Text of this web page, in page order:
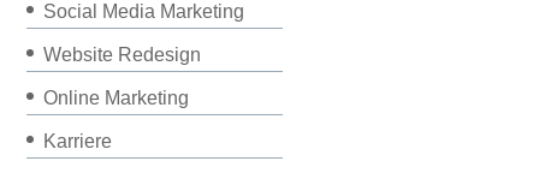
Social Media Marketing
Website Redesign
Online Marketing
Karriere